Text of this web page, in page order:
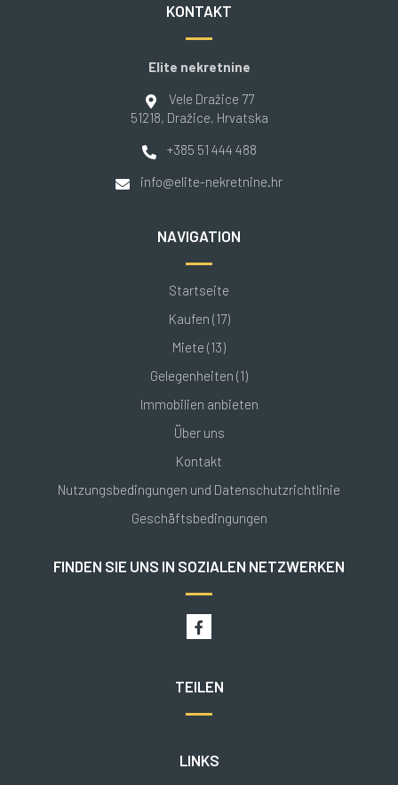
KONTAKT
Elite nekretnine
Vele Dražice 77
51218, Dražice, Hrvatska
+385 51 444 488
info@elite-nekretnine.hr
NAVIGATION
Startseite
Kaufen (17)
Miete (13)
Gelegenheiten (1)
Immobilien anbieten
Über uns
Kontakt
Nutzungsbedingungen und Datenschutzrichtlinie
Geschäftsbedingungen
FINDEN SIE UNS IN SOZIALEN NETZWERKEN
TEILEN
LINKS